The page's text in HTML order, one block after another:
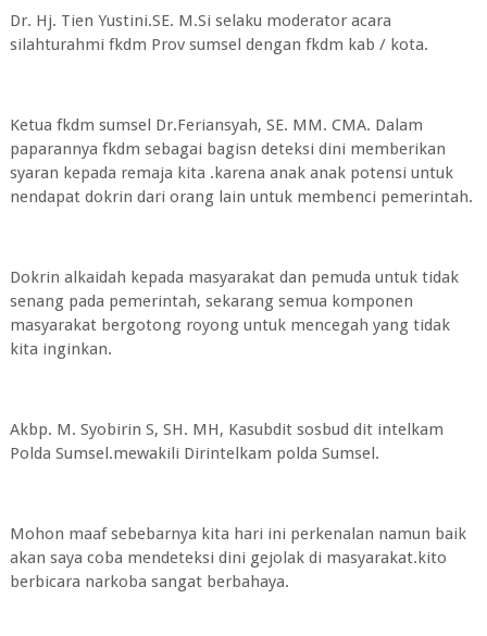
Dr. Hj. Tien Yustini.SE. M.Si selaku moderator acara
silahturahmi fkdm Prov sumsel dengan fkdm kab / kota.
Ketua fkdm sumsel Dr.Feriansyah, SE. MM. CMA. Dalam
paparannya fkdm sebagai bagisn deteksi dini memberikan
syaran kepada remaja kita .karena anak anak potensi untuk
nendapat dokrin dari orang lain untuk membenci pemerintah.
Dokrin alkaidah kepada masyarakat dan pemuda untuk tidak
senang pada pemerintah, sekarang semua komponen
masyarakat bergotong royong untuk mencegah yang tidak
kita inginkan.
Akbp. M. Syobirin S, SH. MH, Kasubdit sosbud dit intelkam
Polda Sumsel.mewakili Dirintelkam polda Sumsel.
Mohon maaf sebebarnya kita hari ini perkenalan namun baik
akan saya coba mendeteksi dini gejolak di masyarakat.kito
berbicara narkoba sangat berbahaya.